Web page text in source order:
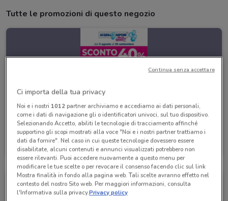
Tutte le promozioni di questo negozio
Acqua & Sapone
Scade il 30/09
Ci importa della tua privacy
Noi e i nostri 1012partner archiviamo e accediamo ai dati personali,
come i dati di navigazione gli o identificatori univoci, sul tuo dispositivo.
Selezionando Accetto, abiliti le tecnologie di tracciamento affinché
supportino gli scopi mostrati alla voce "Noi e i nostri partner trattiamo i
dati da fornire". Nel caso in cui queste tecnologie dovessero essere
disabilitate, alcuni contenuti e annunci visualizzati potrebbero non
essere rilevanti. Puoi accedere nuovamente a questo menu per
modificare le tue scelte o per revocare il consenso facendo clic sul link
Mostra finalità in fondo alla pagina web. Tali scelte avranno effetto nel
contesto del nostro Sito web. Per maggiori informazioni, consulta
l'Informativa sulla privacy.Privacy policy
Continua senza accettare